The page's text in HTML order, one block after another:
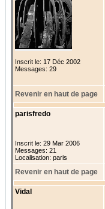
Inscrit le: 17 Déc 2002
Messages: 29
Revenir en haut de page
parisfredo
Inscrit le: 29 Mar 2006
Messages: 21
Localisation: paris
Revenir en haut de page
Vidal